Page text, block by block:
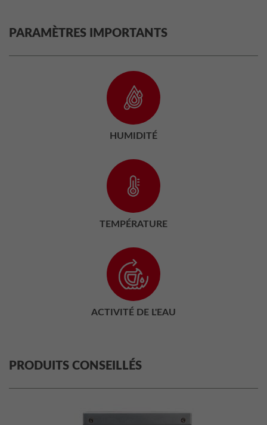
PARAMÈTRES IMPORTANTS
HUMIDITÉ
TEMPÉRATURE
ACTIVITÉ DE L'EAU
PRODUITS CONSEILLÉS